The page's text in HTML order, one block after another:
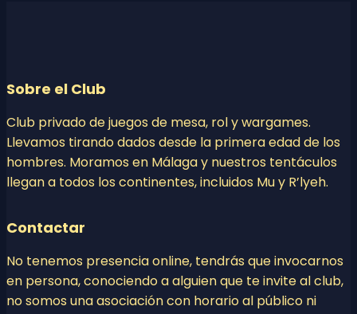
Sobre el Club
Club privado de juegos de mesa, rol y wargames.
Llevamos tirando dados desde la primera edad de los
hombres. Moramos en Málaga y nuestros tentáculos
llegan a todos los continentes, incluidos Mu y R’lyeh.
Contactar
No tenemos presencia online, tendrás que invocarnos
en persona, conociendo a alguien que te invite al club,
no somos una asociación con horario al público ni